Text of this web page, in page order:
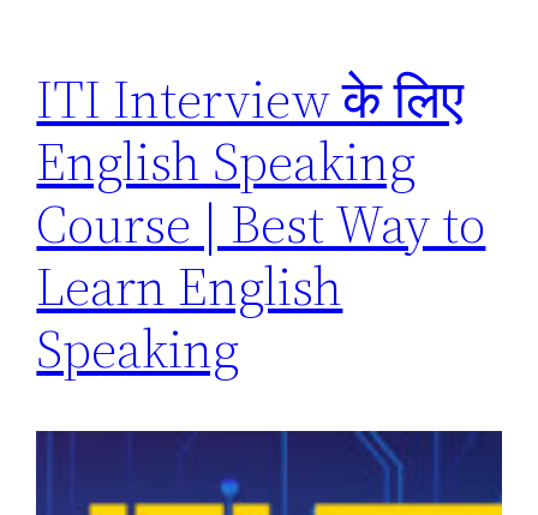
ITI Interview के लिए
English Speaking
Course | Best Way to
Learn English
Speaking